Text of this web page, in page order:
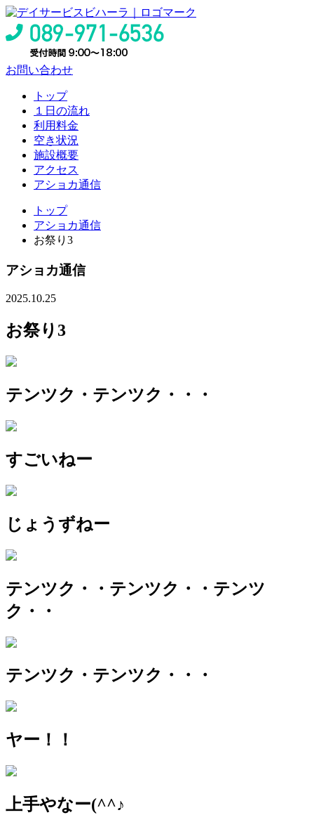
お問い合わせ
トップ
１日の流れ
利用料金
空き状況
施設概要
アクセス
アショカ通信
トップ
アショカ通信
お祭り3
アショカ通信
2025.10.25
お祭り3
テンツク・テンツク・・・
すごいねー
じょうずねー
テンツク・・テンツク・・テンツ
ク・・
テンツク・テンツク・・・
ヤー！！
上手やなー(^^♪